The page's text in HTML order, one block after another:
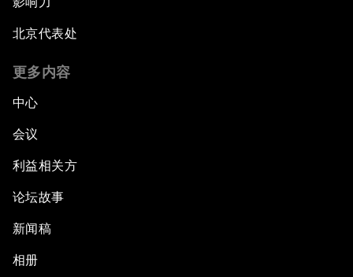
北京代表处
更多内容
中心
会议
利益相关方
论坛故事
新闻稿
相册